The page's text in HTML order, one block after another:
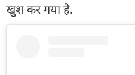
खुश कर गया है.